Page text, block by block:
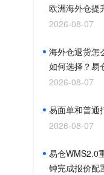
欧洲海外仓提
2026-08-07
海外仓退货怎
如何选择？易
2026-08-07
易面单和普通
2026-08-07
易仓WMS2.0
钟完成报价配